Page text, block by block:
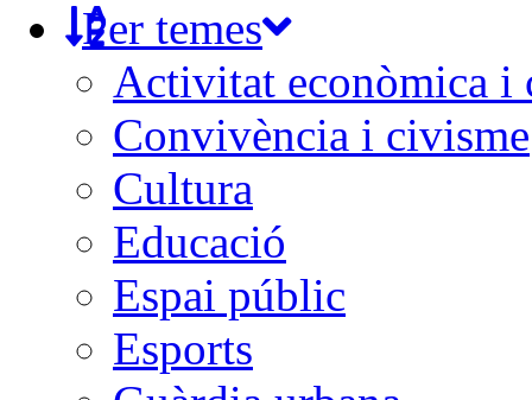
Per temes
Activitat econòmica i
Convivència i civisme
Cultura
Educació
Espai públic
Esports